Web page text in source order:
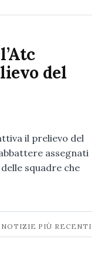
del
il prelievo del
assegnati
squadre che
NOTIZIE PIÙ RECENTI